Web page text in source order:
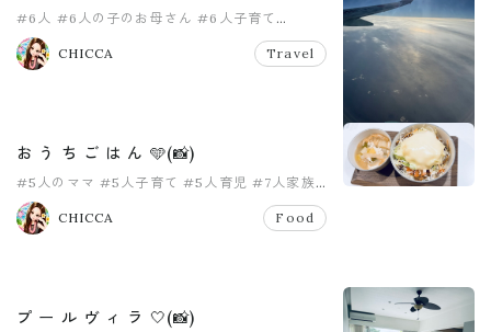
#6人 #6人の子のお母さん #6人子育て
#おかあさん
CHICCA
Travel
お う ち ご は ん 🩵(📸)
#5人のママ #5人子育て #5人育児 #7人家族
#おうちごはん
CHICCA
Food
プ ー ル ヴ ィ ラ 🤍(📸)